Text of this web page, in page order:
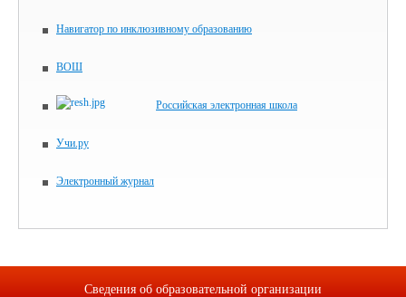
Навигатор по инклюзивному образованию
ВОШ
Российская электронная школа
Учи.ру
Электронный журнал
Сведения об образовательной организации